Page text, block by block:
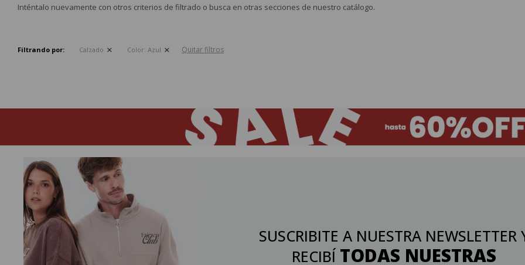
Inténtalo nuevamente con otros criterios de filtrado o busca en otras secciones de nuestro catálogo.
Filtrando por: Calzado Color: Azul Quitar filtros
SUSCRIBITE A NUESTRA NEWSLETTER
RECIBÍ TODAS NUESTRAS